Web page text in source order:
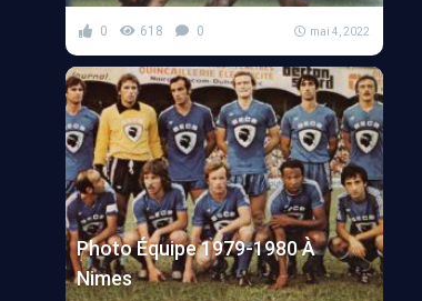
0 618 0 mai 4, 2022
Photo Équipe 1979-1980 À
Nimes